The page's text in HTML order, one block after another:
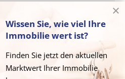
Wissen Sie, wie viel Ihre
Immobilie wert ist?
Finden Sie jetzt den aktuellen
Marktwert Ihrer Immobilie